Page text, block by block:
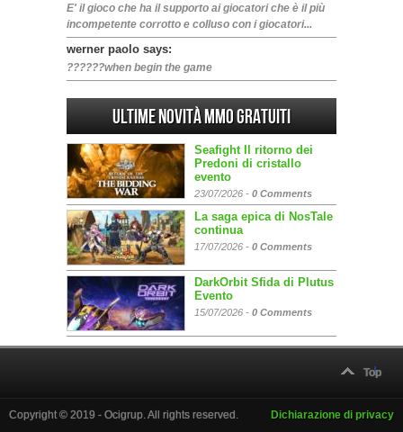
E' il gioco che ha il supporto ai giocatori che è il più
incompetente corrotto e colluso con i giocatori...
werner paolo says:
??????when begin the game
Ultime Novità MMO gratuiti
Seafight Il ritorno dei
Predoni di cristallo
evento
23/07/2026 - 0 Comments
La saga epica di NosTale
continua
17/07/2026 - 0 Comments
DarkOrbit Sfida di Plutus
Evento
15/07/2026 - 0 Comments
Top
Copyright © 2019 - Ocigrup. All rights reserved. Dichiarazione di privacy